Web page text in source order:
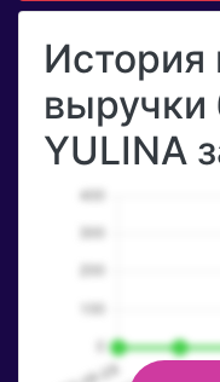
История
YULINA